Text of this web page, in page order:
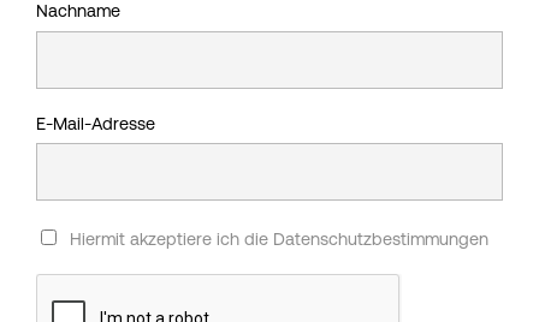
Nachname
E-Mail-Adresse
Hiermit akzeptiere ich die Datenschutzbestimmungen